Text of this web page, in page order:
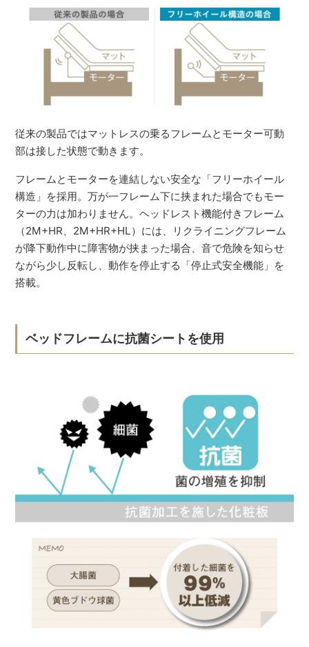
従来の製品ではマットレスの乗るフレームとモーター可動
部は接した状態で動きます。
フレームとモーターを連結しない安全な「フリーホイール
構造」を採用。万が一フレーム下に挟まれた場合でもモー
ターの力は加わりません。ヘッドレスト機能付きフレーム
（2M+HR、2M+HR+HL）には、リクライニングフレーム
が降下動作中に障害物が挟まった場合、音で危険を知らせ
ながら少し反転し、動作を停止する「停止式安全機能」を
搭載。
ベッドフレームに抗菌シートを使用